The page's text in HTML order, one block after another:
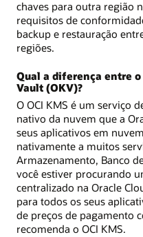
chaves para outra região
requisitos de
backup e restauração
regiões.
Qual a diferença entre
Vault (OKV)?
O OCI KMS é um serviço
nativo da nuvem que a
seus aplicativos em
nativamente a muitos
Armazenamento, Banco
você estiver procurando
centralizado na Oracle
para todos os seus
de preços de pagamento
recomenda o OCI KMS.